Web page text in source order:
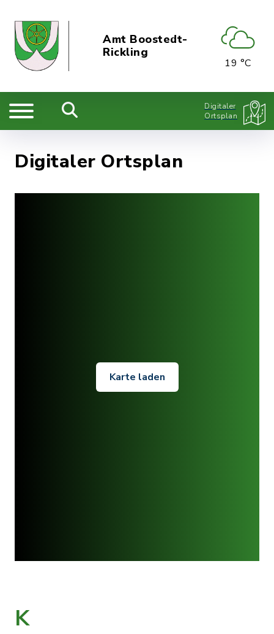
Amt Boostedt-
Rickling
19 °C
Digitaler
Ortsplan
Digitaler Ortsplan
Karte laden
K